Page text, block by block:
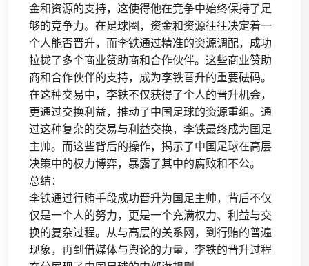
金和资源的支持，这使得他在竞争中始终保持了足
够的竞争力。在足球圈，资金和资源往往决定着一
个人能否晋升，而李铁通过精准的资源调配，成功
拉拢了多个商业赞助商和合作伙伴。这些商业赞助
商和合作伙伴的支持，成为李铁晋升的重要砝码。
在这种交易中，李铁不仅获得了个人的晋升机会，
更通过交换利益，推动了中国足球的资源重组。通
过这种复杂的交易与利益交换，李铁最终成为国足
主帅。而这些背后的操作，揭示了中国足球在高层
决策中的权力博弈，暴露了其中的腐败和不公。
总结：
李铁通过行贿手段成功晋升为国足主帅，背后不仅
仅是一个人的努力，更是一个充满权力、利益与交
换的复杂过程。从与高层的关系网，到行贿的普遍
现象，再到借媒体与舆论的力量，李铁的晋升过程